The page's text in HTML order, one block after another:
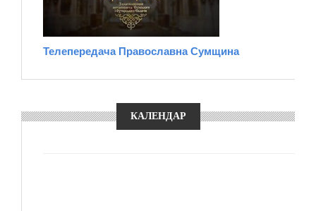
Телепередача Православна Сумщина
КАЛЕНДАР